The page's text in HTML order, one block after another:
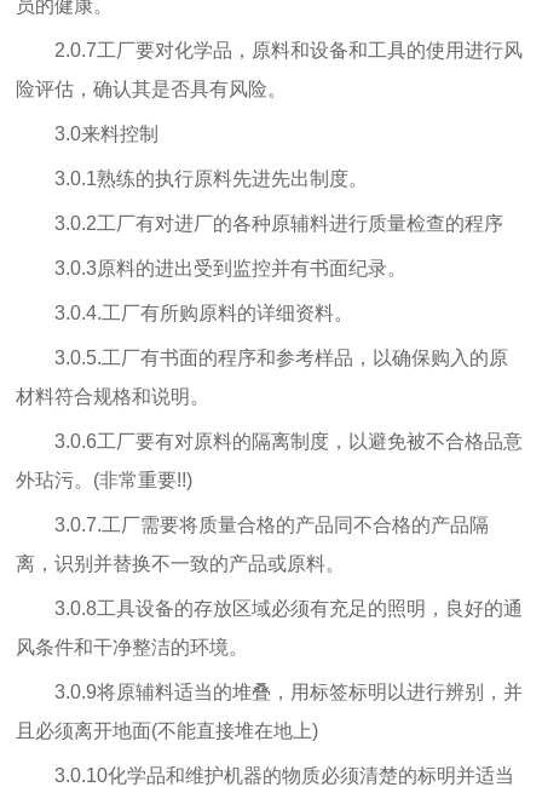
员的健康。
2.0.7工厂要对化学品，原料和设备和工具的使用进行风
险评估，确认其是否具有风险。
3.0来料控制
3.0.1熟练的执行原料先进先出制度。
3.0.2工厂有对进厂的各种原辅料进行质量检查的程序
3.0.3原料的进出受到监控并有书面纪录。
3.0.4.工厂有所购原料的详细资料。
3.0.5.工厂有书面的程序和参考样品，以确保购入的原
材料符合规格和说明。
3.0.6工厂要有对原料的隔离制度，以避免被不合格品意
外玷污。(非常重要!!)
3.0.7.工厂需要将质量合格的产品同不合格的产品隔
离，识别并替换不一致的产品或原料。
3.0.8工具设备的存放区域必须有充足的照明，良好的通
风条件和干净整洁的环境。
3.0.9将原辅料适当的堆叠，用标签标明以进行辨别，并
且必须离开地面(不能直接堆在地上)
3.0.10化学品和维护机器的物质必须清楚的标明并适当